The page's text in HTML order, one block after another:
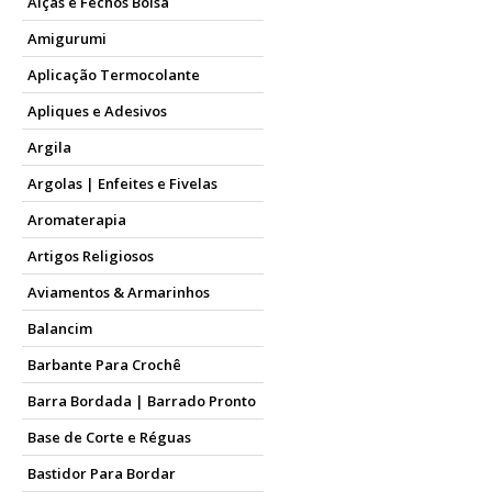
Amigurumi
Aplicação Termocolante
Apliques e Adesivos
Argila
Argolas | Enfeites e Fivelas
Aromaterapia
Artigos Religiosos
Aviamentos & Armarinhos
Balancim
Barbante Para Crochê
Barra Bordada | Barrado Pronto
Base de Corte e Réguas
Bastidor Para Bordar